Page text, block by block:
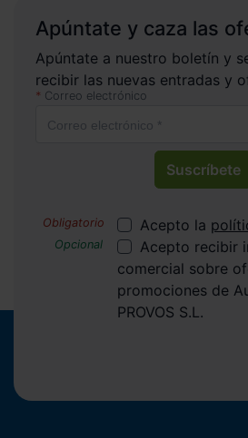
Apúntate y caza las
Apúntate a nuestro boletín y
recibir las nuevas entradas y
Correo electrónico
Suscríbete
Acepto la
Acepto recibir
comercial sobre
promociones de
PROVOS S.L.